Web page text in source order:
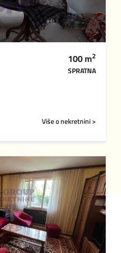
100m2
SPRATNA
Više o nekretnini >